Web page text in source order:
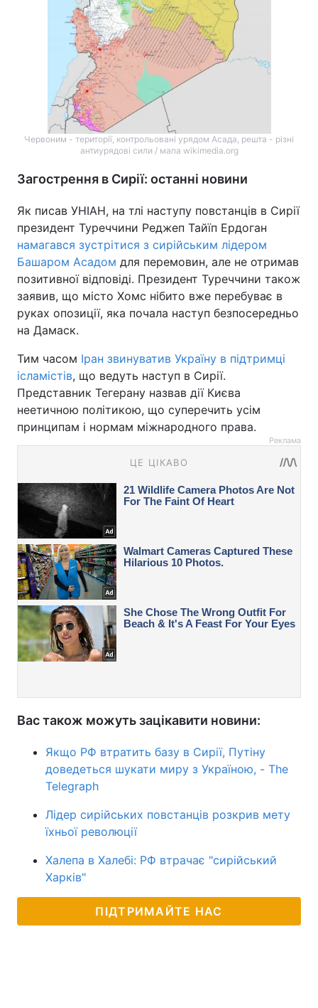
Червоним - території, контрольовані урядом Асада, решта - різні
антиурядові сили / мапа wikimedia.org
Загострення в Сирії: останні новини
Як писав УНІАН, на тлі наступу повстанців в Сирії
президент Туреччини Реджеп Тайїп Ердоган
намагався зустрітися з сирійським лідером
Башаром Асадом для перемовин, але не отримав
позитивної відповіді. Президент Туреччини також
заявив, що місто Хомс нібито вже перебуває в
руках опозиції, яка почала наступ безпосередньо
на Дамаск.
Тим часом Іран звинуватив Україну в підтримці
ісламістів, що ведуть наступ в Сирії.
Представник Тегерану назвав дії Києва
неетичною політикою, що суперечить усім
принципам і нормам міжнародного права.
Реклама
Вас також можуть зацікавити новини:
Якщо РФ втратить базу в Сирії, Путіну
доведеться шукати миру з Україною, - The
Telegraph
Лідер сирійських повстанців розкрив мету
їхньої революції
Халепа в Халебі: РФ втрачає "сирійський
Харків"
ПІДТРИМАЙТЕ НАС